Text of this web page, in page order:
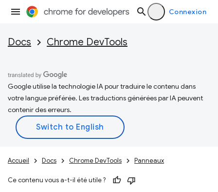
Connexion
Docs Chrome DevTools
Google utilise la technologie IA pour traduire le contenu dans
votre langue préférée. Les traductions générées par IA peuvent
contenir des erreurs.
Accueil Docs Chrome DevTools Panneaux
Ce contenu vous a-t-il été utile ?